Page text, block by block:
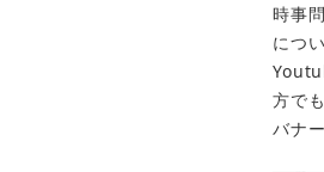
時事
につ
方で
バナ